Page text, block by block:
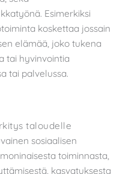
Esimerkiksi
koskettaa jossain
elämää, joko tukena
tai hyvinvointia
tai palvelussa.
taloudelle
sosiaalisen
toiminnasta,
kasvatuksesta